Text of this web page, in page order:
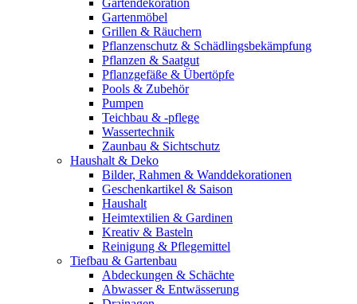
Gartendekoration
Gartenmöbel
Grillen & Räuchern
Pflanzenschutz & Schädlingsbekämpfung
Pflanzen & Saatgut
Pflanzgefäße & Übertöpfe
Pools & Zubehör
Pumpen
Teichbau & -pflege
Wassertechnik
Zaunbau & Sichtschutz
Haushalt & Deko
Bilder, Rahmen & Wanddekorationen
Geschenkartikel & Saison
Haushalt
Heimtextilien & Gardinen
Kreativ & Basteln
Reinigung & Pflegemittel
Tiefbau & Gartenbau
Abdeckungen & Schächte
Abwasser & Entwässerung